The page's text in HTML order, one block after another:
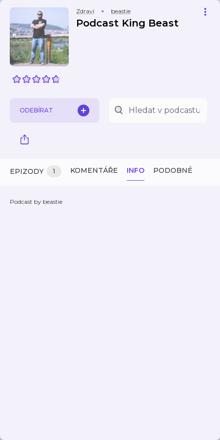
Zdraví beastie
Podcast King Beast
ODEBÍRAT
EPIZODY 1 KOMENTÁŘE INFO PODOBNÉ
Podcast by beastie